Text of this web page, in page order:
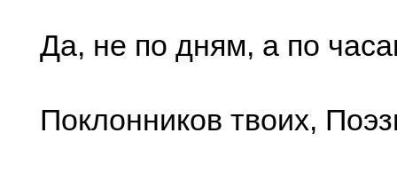
Да, не по дням, а по
Поклонников твоих,